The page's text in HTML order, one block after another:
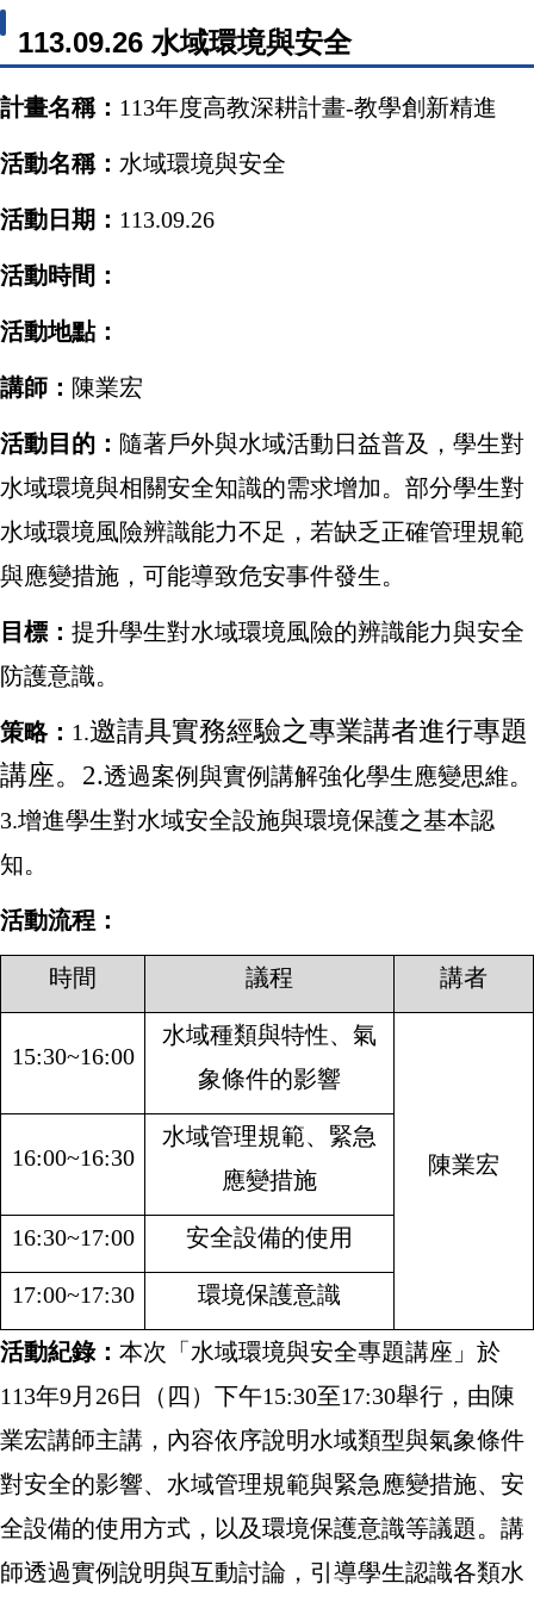
113.09.26 水域環境與安全
計畫名稱： 113年度高教深耕計畫-教學創新精進
活動名稱： 水域環境與安全
活動日期： 113.09.26
活動時間：
活動地點：
講師： 陳業宏
活動目的： 隨著戶外與水域活動日益普及，學生對
水域環境與相關安全知識的需求增加。部分學生對
水域環境風險辨識能力不足，若缺乏正確管理規範
與應變措施，可能導致危安事件發生。
目標： 提升學生對水域環境風險的辨識能力與安全
防護意識。
策略： 1.邀請具實務經驗之專業講者進行專題
講座。2.透過案例與實例講解強化學生應變思維。
3.增進學生對水域安全設施與環境保護之基本認
知。
活動流程：
時間 議程 講者
15:30~16:00
水域種類與特性、氣
象條件的影響
陳業宏
16:00~16:30
水域管理規範、緊急
應變措施
16:30~17:00 安全設備的使用
17:00~17:30 環境保護意識
活動紀錄： 本次「水域環境與安全專題講座」於
113年9月26日（四）下午15:30至17:30舉行，由陳
業宏講師主講，內容依序說明水域類型與氣象條件
對安全的影響、水域管理規範與緊急應變措施、安
全設備的使用方式，以及環境保護意識等議題。講
師透過實例說明與互動討論，引導學生認識各類水